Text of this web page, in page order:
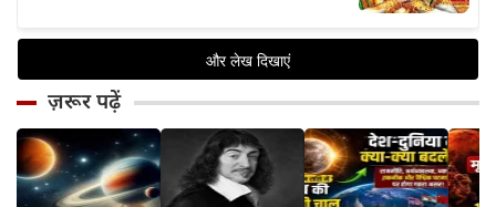
ज़रूर पढ़ें